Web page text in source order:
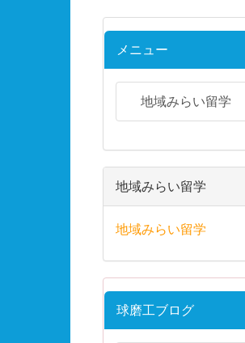
メニュー
地域みらい留学
地域みらい留学
地域みらい留学
球磨工ブログ